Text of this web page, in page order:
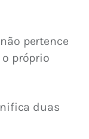
pertence
o próprio
duas